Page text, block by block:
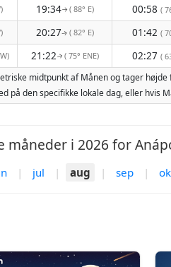
19:34↑ ( 88° E) 00:58 (
20:27↑( 82° E) 01:42 (
21:22↑( 75° ENE) 02:27 (
midtpunkt af Månen og tager
på den specifikke lokale dag, eller
måneder i 2026 for
| jul | aug | sep |